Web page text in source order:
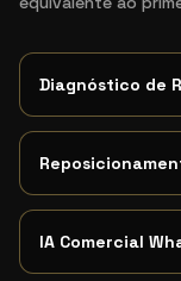
Diagnóstico de
IA Comercial